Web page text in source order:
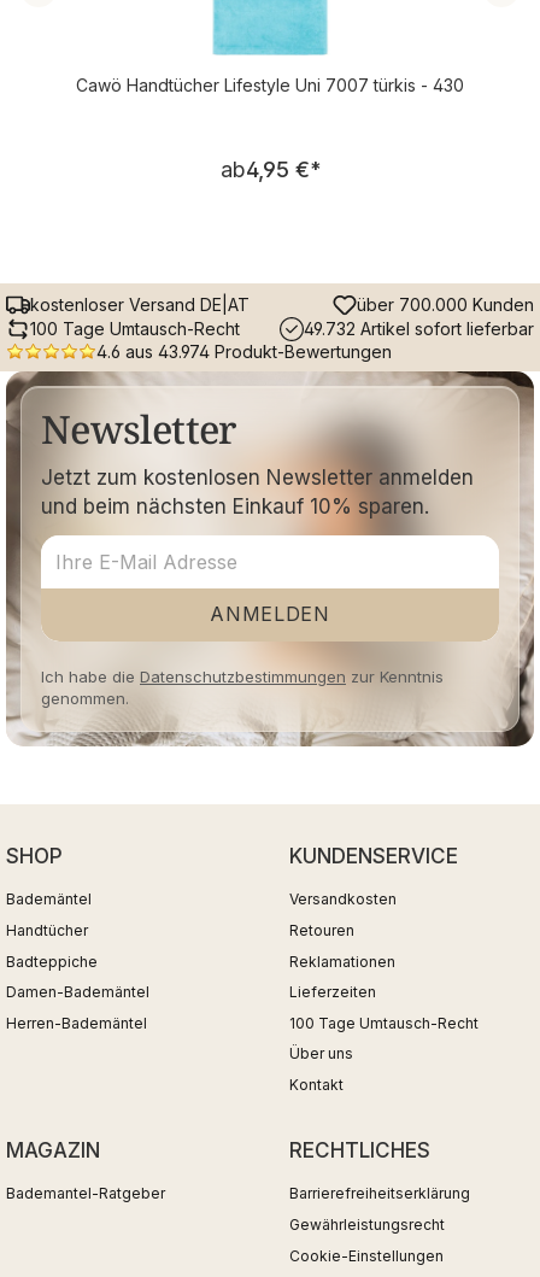
Cawö Handtücher Lifestyle Uni 7007 türkis - 430
Regulärer Preis:
ab4,95 €*
kostenloser Versand DE|AT
über 700.000 Kunden
100 Tage Umtausch-Recht
49.732 Artikel sofort lieferbar
4.6 aus 43.974 Produkt-Bewertungen
Newsletter
Jetzt zum kostenlosen Newsletter anmelden
und beim nächsten Einkauf 10% sparen.
ANMELDEN
Ich habe die Datenschutzbestimmungen zur Kenntnis
genommen.
SHOP
Bademäntel
Handtücher
Badteppiche
Damen-Bademäntel
Herren-Bademäntel
KUNDENSERVICE
Versandkosten
Retouren
Reklamationen
Lieferzeiten
100 Tage Umtausch-Recht
Über uns
Kontakt
MAGAZIN
Bademantel-Ratgeber
RECHTLICHES
Barrierefreiheitserklärung
Gewährleistungsrecht
Cookie-Einstellungen